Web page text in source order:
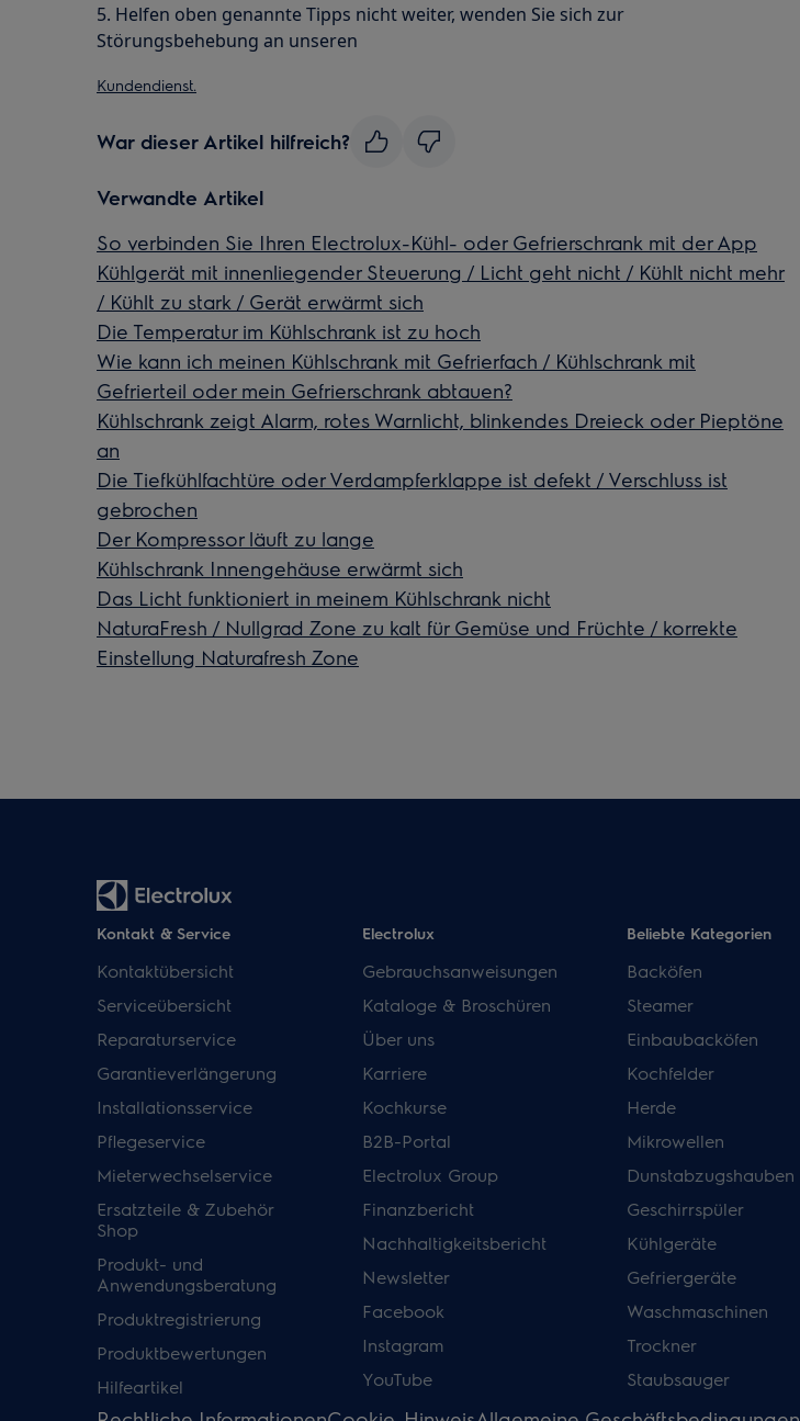
5. Helfen oben genannte Tipps nicht weiter, wenden Sie sich zur
Störungsbehebung an unseren
Kundendienst.
War dieser Artikel hilfreich?
Verwandte Artikel
So verbinden Sie Ihren Electrolux-Kühl- oder Gefrierschrank mit der App
Kühlgerät mit innenliegender Steuerung / Licht geht nicht / Kühlt nicht mehr
/ Kühlt zu stark / Gerät erwärmt sich
Die Temperatur im Kühlschrank ist zu hoch
Wie kann ich meinen Kühlschrank mit Gefrierfach / Kühlschrank mit
Gefrierteil oder mein Gefrierschrank abtauen?
Kühlschrank zeigt Alarm, rotes Warnlicht, blinkendes Dreieck oder Pieptöne
an
Die Tiefkühlfachtüre oder Verdampferklappe ist defekt / Verschluss ist
gebrochen
Der Kompressor läuft zu lange
Kühlschrank Innengehäuse erwärmt sich
Das Licht funktioniert in meinem Kühlschrank nicht
NaturaFresh / Nullgrad Zone zu kalt für Gemüse und Früchte / korrekte
Einstellung Naturafresh Zone
Kontakt & Service
Kontaktübersicht
Serviceübersicht
Reparaturservice
Garantieverlängerung
Installationsservice
Pflegeservice
Mieterwechselservice
Ersatzteile & Zubehör
Shop
Produkt- und
Anwendungsberatung
Produktregistrierung
Produktbewertungen
Hilfeartikel
Electrolux
Gebrauchsanweisungen
Kataloge & Broschüren
Über uns
Karriere
Kochkurse
B2B-Portal
Electrolux Group
Finanzbericht
Nachhaltigkeitsbericht
Newsletter
Facebook
Instagram
YouTube
Beliebte Kategorien
Backöfen
Steamer
Einbaubacköfen
Kochfelder
Herde
Mikrowellen
Dunstabzugshauben
Geschirrspüler
Kühlgeräte
Gefriergeräte
Waschmaschinen
Trockner
Staubsauger